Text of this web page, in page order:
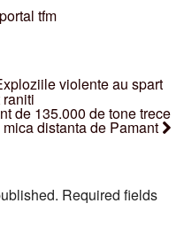
tfm
violente au spart
de 135.000 de tone trece
distanta de Pamant
Required fields